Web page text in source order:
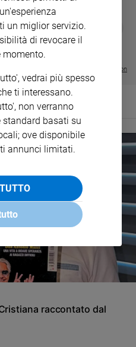
DIARIO G 2026-27
Visualizza tutte le collection
raccontato dal
un miglior servizio.
di revocare il
momento.
vedrai più spesso
ti interessano.
non verranno
basati su
ove disponibile
annunci limitati.